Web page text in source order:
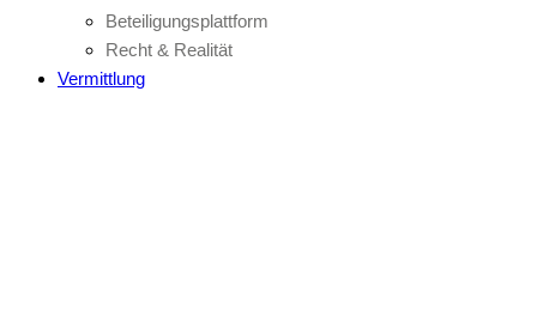
Beteiligungsplattform
Recht & Realität
Vermittlung